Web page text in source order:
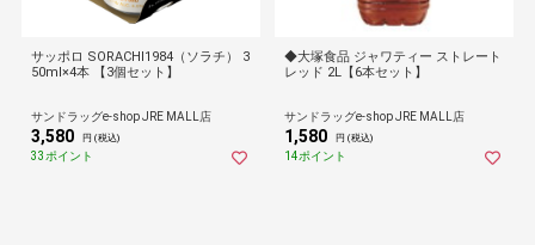
サッポロ SORACHI1984（ソラチ） 3
50ml×4本 【3個セット】
サンドラッグe-shop JRE MALL店
3,580 円 (税込)
33ポイント
◆大塚食品 ジャワティー ストレート
レッド 2L【6本セット】
サンドラッグe-shop JRE MALL店
1,580 円 (税込)
14ポイント